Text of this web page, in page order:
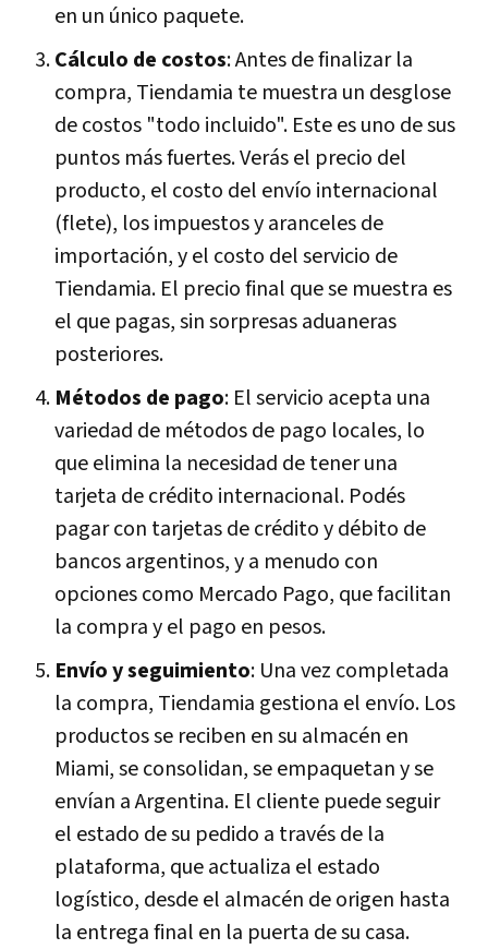
en un único paquete.
Cálculo de costos: Antes de finalizar la
compra, Tiendamia te muestra un desglose
de costos "todo incluido". Este es uno de sus
puntos más fuertes. Verás el precio del
producto, el costo del envío internacional
(flete), los impuestos y aranceles de
importación, y el costo del servicio de
Tiendamia. El precio final que se muestra es
el que pagas, sin sorpresas aduaneras
posteriores.
Métodos de pago: El servicio acepta una
variedad de métodos de pago locales, lo
que elimina la necesidad de tener una
tarjeta de crédito internacional. Podés
pagar con tarjetas de crédito y débito de
bancos argentinos, y a menudo con
opciones como Mercado Pago, que facilitan
la compra y el pago en pesos.
Envío y seguimiento: Una vez completada
la compra, Tiendamia gestiona el envío. Los
productos se reciben en su almacén en
Miami, se consolidan, se empaquetan y se
envían a Argentina. El cliente puede seguir
el estado de su pedido a través de la
plataforma, que actualiza el estado
logístico, desde el almacén de origen hasta
la entrega final en la puerta de su casa.